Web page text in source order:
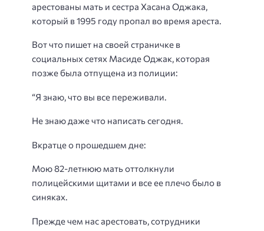
арестованы мать и сестра Хасана Оджака,
который в 1995 году пропал во время ареста.
Вот что пишет на своей страничке в
социальных сетях Масиде Оджак, которая
позже была отпущена из полиции:
“Я знаю, что вы все переживали.
Не знаю даже что написать сегодня.
Вкратце о прошедшем дне:
Мою 82-летнюю мать оттолкнули
полицейскими щитами и все ее плечо было в
синяках.
Прежде чем нас арестовать, сотрудники